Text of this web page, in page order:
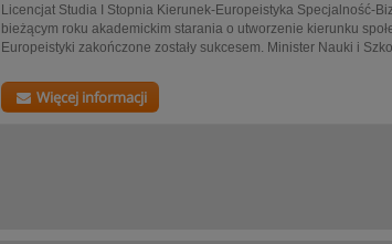
Licencjat Studia I Stopnia Kierunek-Europeistyka Specjalność-
bieżącym roku akademickim starania o utworzenie kierunku
Europeistyki zakończone zostały sukcesem. Minister Nauki i
Więcej informacji